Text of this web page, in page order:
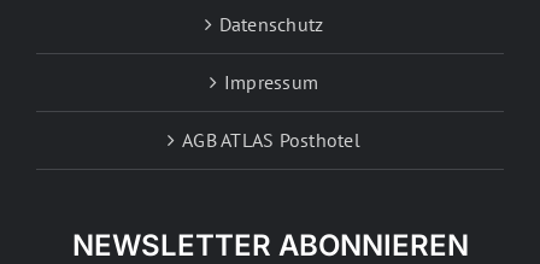
Datenschutz
Impressum
AGB ATLAS Posthotel
NEWSLETTER ABONNIEREN